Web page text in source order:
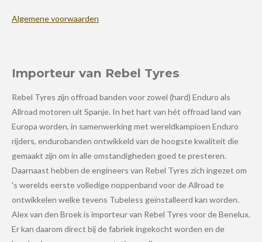
Algemene voorwaarden
Importeur van Rebel Tyres
Rebel Tyres zijn offroad banden voor zowel (hard) Enduro als
Allroad motoren uit Spanje. In het hart van hét offroad land van
Europa worden, in samenwerking met wereldkampioen Enduro
rijders, endurobanden ontwikkeld van de hoogste kwaliteit die
gemaakt zijn om in alle omstandigheden goed te presteren.
Daarnaast hebben de engineers van Rebel Tyres zich ingezet om
's werelds eerste volledige noppenband voor de Allroad te
ontwikkelen welke tevens Tubeless geïnstalleerd kan worden.
Alex van den Broek is importeur van Rebel Tyres voor de Benelux.
Er kan daarom direct bij de fabriek ingekocht worden en de